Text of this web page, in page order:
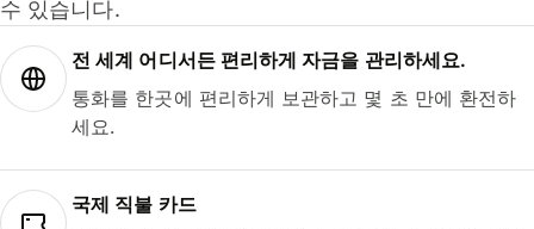
수 있습니다.
전 세계 어디서든 편리하게 자금을 관리하세요.
통화를 한곳에 편리하게 보관하고 몇 초 만에 환전하
세요.
국제 직불 카드